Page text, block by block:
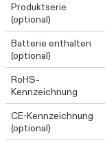
Produktserie
(optional)
Batterie enthalten
(optional)
RoHS-
Kennzeichnung
CE-Kennzeichnung
(optional)